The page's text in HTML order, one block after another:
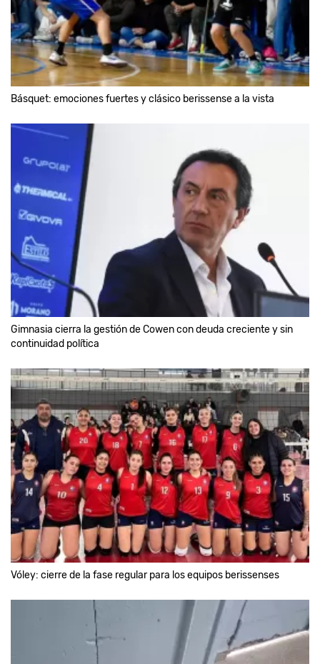
Básquet: emociones fuertes y clásico berissense a la vista
Gimnasia cierra la gestión de Cowen con deuda creciente y sin
continuidad política
Vóley: cierre de la fase regular para los equipos berissenses